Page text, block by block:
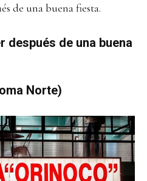
de una buena fiesta.
después de una buena
Norte)